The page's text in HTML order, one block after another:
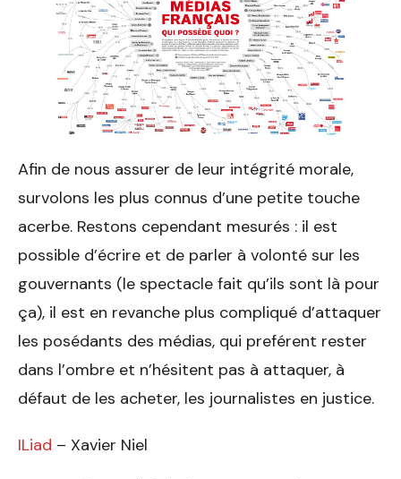
Afin de nous assurer de leur intégrité morale,
survolons les plus connus d’une petite touche
acerbe. Restons cependant mesurés : il est
possible d’écrire et de parler à volonté sur les
gouvernants (le spectacle fait qu’ils sont là pour
ça), il est en revanche plus compliqué d’attaquer
les posédants des médias, qui preférent rester
dans l’ombre et n’hésitent pas à attaquer, à
défaut de les acheter, les journalistes en justice.
ILiad – Xavier Niel